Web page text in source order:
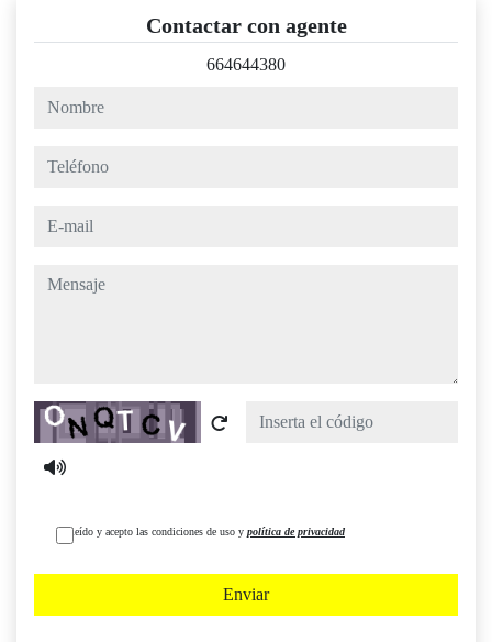
Contactar con agente
664644380
nombre
teléfono
e-mail
mensaje
Captcha
He leído y acepto las condiciones de uso y política de privacidad
Enviar